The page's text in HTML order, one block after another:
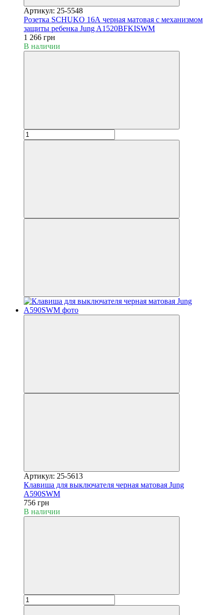
Артикул: 25-5548
Розетка SCHUKO 16А черная матовая с механизмом
защиты ребенка Jung A1520BFKISWM
1 266 грн
В наличии
Артикул: 25-5613
Клавиша для выключателя черная матовая Jung
A590SWM
756 грн
В наличии